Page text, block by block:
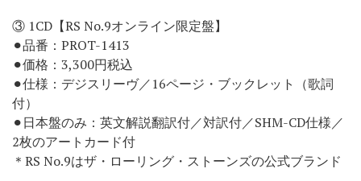
③ 1CD【RS No.9オンライン限定盤】
⚫︎品番：PROT-1413
⚫︎価格：3,300円税込
⚫︎仕様：デジスリーヴ／16ページ・ブックレット（歌詞
付）
⚫︎日本盤のみ：英文解説翻訳付／対訳付／SHM-CD仕様／
2枚のアートカード付
＊RS No.9はザ・ローリング・ストーンズの公式ブランド